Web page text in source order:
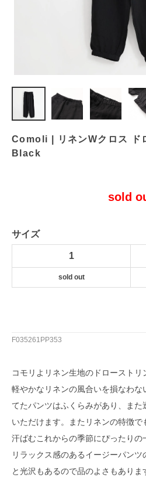
Comoli | リネンWクロス ド
Black
sold
サイズ
1
sold out
F035261PP353
コモリよリネン生地のドローストリ
軽やかなリネンの風合いを損なわ
てたパンツはふくらみがあり、ま
いただけます。またリネンの特徴で
汗ばむこれからの季節にぴったりの
リラックス感のあるイージーパン
と光沢もあるので品のよさもあり